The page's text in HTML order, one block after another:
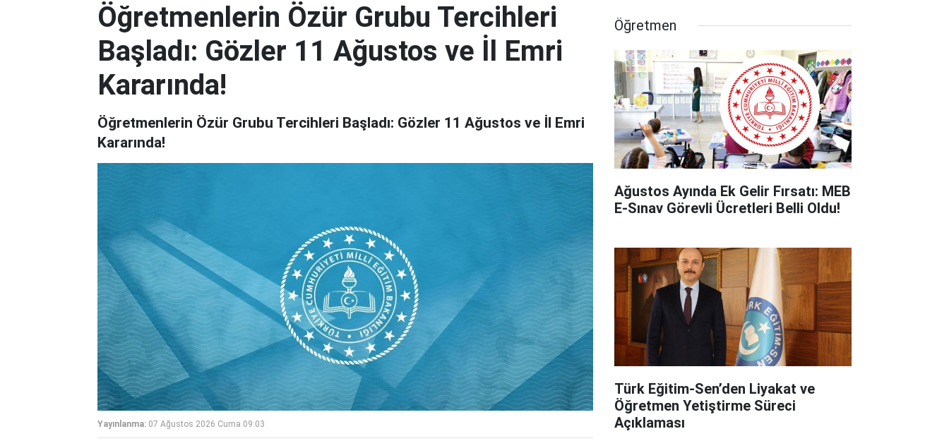
Öğretmenlerin Özür Grubu Tercihleri
Başladı: Gözler 11 Ağustos ve İl Emri
Kararında!
Öğretmenlerin Özür Grubu Tercihleri Başladı: Gözler 11 Ağustos ve İl Emri
Kararında!
Yayınlanma: 07 Ağustos 2026 Cuma 09:03
Öğretmen
Ağustos Ayında Ek Gelir Fırsatı: MEB
E-Sınav Görevli Ücretleri Belli Oldu!
Türk Eğitim-Sen’den Liyakat ve
Öğretmen Yetiştirme Süreci
Açıklaması